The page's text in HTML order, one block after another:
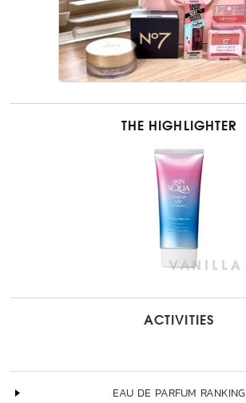
THE HIGHLIGHTER
ACTIVITIES
EAU DE PARFUM RANKING